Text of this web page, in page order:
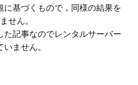
に基づくもので，同様の結果を
せん。
た記事なのでレンタルサーバー
ません。